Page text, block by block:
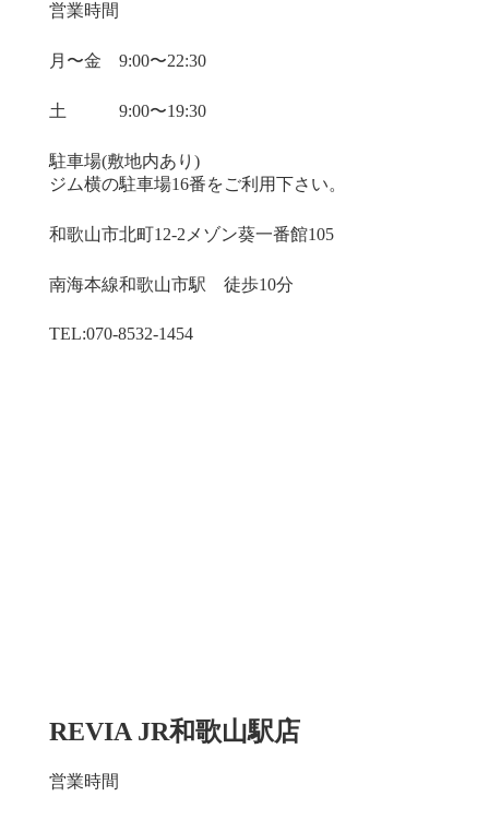
営業時間
月〜金 9:00〜22:30
土 9:00〜19:30
駐車場(敷地内あり)
ジム横の駐車場16番をご利用下さい。
和歌山市北町12-2メゾン葵一番館105
南海本線​和歌山市駅 徒歩10分
TEL:070-8532-1454
REVIA JR和歌山駅店
営業時間